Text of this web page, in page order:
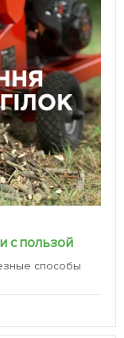
с пользой
способы